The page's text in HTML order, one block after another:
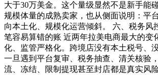
大于30万美金。这个量级显然不是新手能
规模体量的成熟卖家，也从侧面说明：平
向本土化、规模化运营倾斜。 六、税务风
笔容易算错的账 近两年拉美电商最大的变
化、监管严格化。跨境店没有本土税号、
一旦遇到平台复审、税务抽查、清关核验
流、冻结、限制提现甚至封店都是真实风